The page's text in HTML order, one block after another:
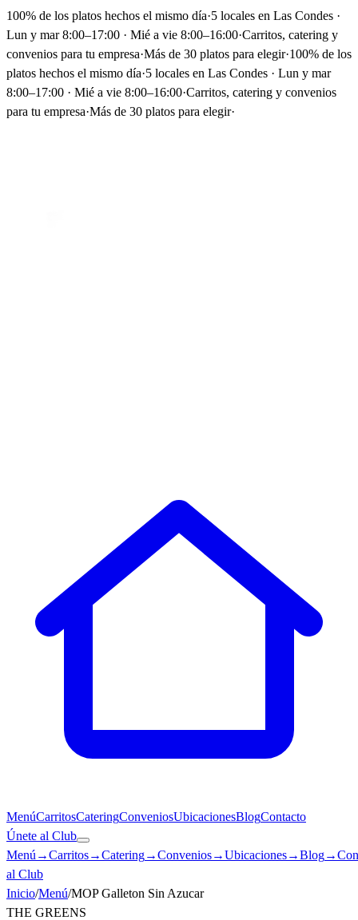
100% de los platos hechos el mismo día·5 locales en Las Condes ·
Lun y mar 8:00–17:00 · Mié a vie 8:00–16:00·Carritos, catering y
convenios para tu empresa·Más de 30 platos para elegir·100% de los
platos hechos el mismo día·5 locales en Las Condes · Lun y mar
8:00–17:00 · Mié a vie 8:00–16:00·Carritos, catering y convenios
para tu empresa·Más de 30 platos para elegir·
MenúCarritosCateringConveniosUbicacionesBlogContacto
Únete al Club
Menú →Carritos→Catering→Convenios→Ubicaciones→Blog→
al Club
Inicio/Menú/MOP Galleton Sin Azucar
THE GREENS